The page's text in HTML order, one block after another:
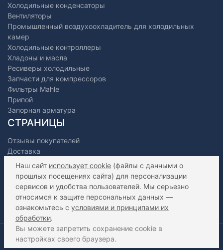
Холодильные конденсаторы
Вентиляторы
Промышленный воздухоохладитель для холодильных
камер
Холодильные контроллеры
Хладоны и масла
Ресиверы холодильные
Запчасти для компрессоров
Фильтры Mahle
Припой
Запорная арматура
СТРАНИЦЫ
Отзывы покупателей
Доставка
Оплата
Как сделать заказ?
Дилерам
Статьи
2016-2026 ООО "Фригорус" - Холодильное оборудование
Наш сайт использует cookie (файлы с данными о
прошлых посещениях сайта) для персонализации
сервисов и удобства пользователей. Мы серьезно
относимся к защите персональных данных —
ознакомьтесь с условиями и принципами их
обработки.
Вы можете запретить сохранение cookie в
настройках своего браузера.